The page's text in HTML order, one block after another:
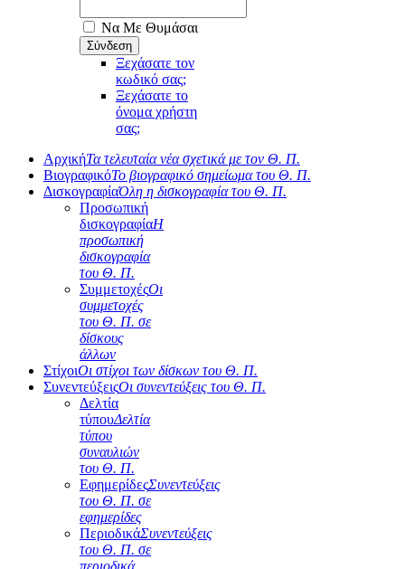
Να Με Θυμάσαι
Ξεχάσατε τον
κωδικό σας;
Ξεχάσατε το
όνομα χρήστη
σας;
ΑρχικήΤα τελευταία νέα σχετικά με τον Θ. Π.
ΒιογραφικόΤο βιογραφικό σημείωμα του Θ. Π.
ΔισκογραφίαΌλη η δισκογραφία του Θ. Π.
Προσωπική
δισκογραφίαΗ
προσωπική
δισκογραφία
του Θ. Π.
ΣυμμετοχέςΟι
συμμετοχές
του Θ. Π. σε
δίσκους
άλλων
ΣτίχοιΟι στίχοι των δίσκων του Θ. Π.
ΣυνεντεύξειςΟι συνεντεύξεις του Θ. Π.
Δελτία
τύπουΔελτία
τύπου
συναυλιών
του Θ. Π.
ΕφημερίδεςΣυνεντεύξεις
του Θ. Π. σε
εφημερίδες
ΠεριοδικάΣυνεντεύξεις
του Θ. Π. σε